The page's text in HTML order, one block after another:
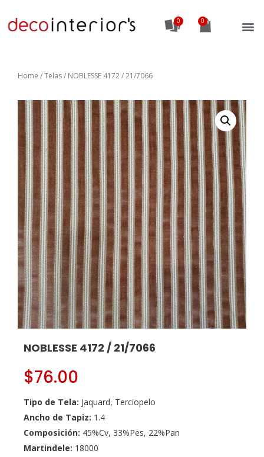
0
Home /Telas/ NOBLESSE 4172 / 21/7066
NOBLESSE 4172 / 21/7066
$76.00
Tipo de Tela: Jaquard, Terciopelo
Ancho de Tapiz: 1.4
Composición: 45%Cv, 33%Pes, 22%Pan
Martindele: 18000